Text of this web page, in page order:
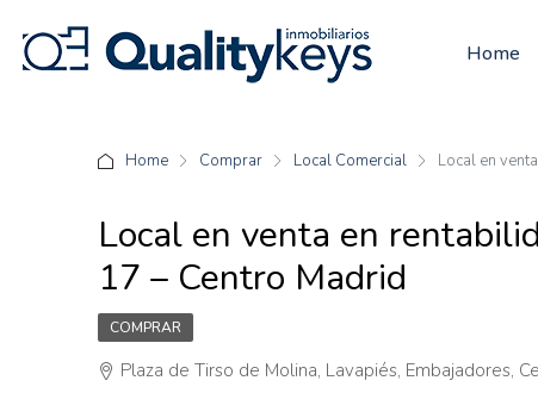
Home
Home Comprar Local Comercial Local en
Local en venta en
17 – Centro Madrid
COMPRAR
Plaza de Tirso de Molina, Lavapiés, Embajadores,